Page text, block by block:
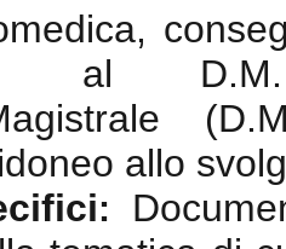
al
Magistrale
allo
: